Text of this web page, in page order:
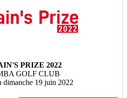
PRIZE 2022
GOLF CLUB
dimanche 19 juin 2022